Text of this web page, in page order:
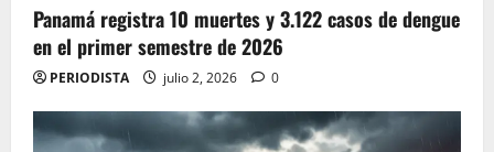
Panamá registra 10 muertes y 3.122 casos de dengue
en el primer semestre de 2026
PERIODISTA julio 2, 2026 0